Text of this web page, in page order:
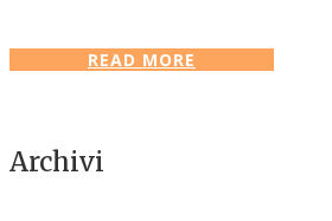
READ MORE
Archivi